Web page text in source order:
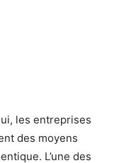
les entreprises
des moyens
L’une des